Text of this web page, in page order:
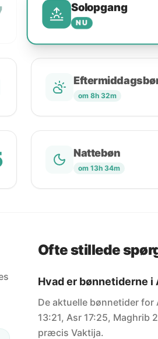
Solopgang
NU
om 8h 32m
Nattebøn
om 13h 34m
Ofte stillede
Hvad er bønnetiderne i
De aktuelle bønnetider for
13:21, Asr 17:25, Maghrib
præcis Vaktija.